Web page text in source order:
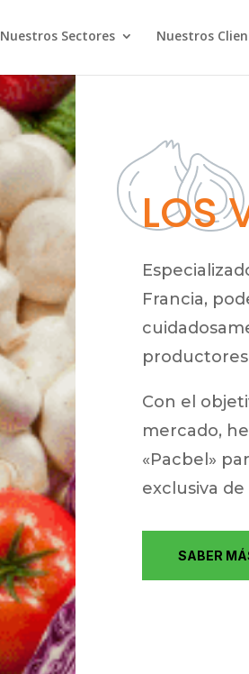
Nuestros Sectores Nuestros
LOS
Francia,
Con el
mercado,
«Pacbel»
exclusiva
SABER